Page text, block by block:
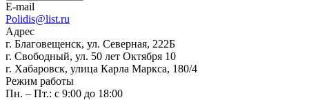
E-mail
Polidis@list.ru
Адрес
г. Благовещенск, ул. Северная, 222Б
г. Свободный, ул. 50 лет Октября 10
г. Хабаровск, улица Карла Маркса, 180/4
Режим работы
Пн. – Пт.: с 9:00 до 18:00